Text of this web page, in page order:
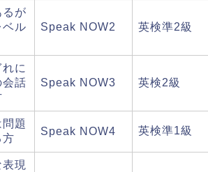
るが
ベル
Speak NOW2 英検準2級
に
会話
Speak NOW3 英検2級
題
方
Speak NOW4 英検準1級
現